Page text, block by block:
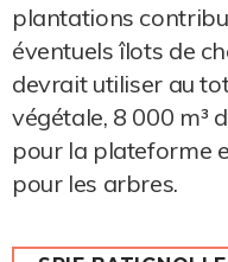
plantations
éventuels îlots de
devrait utiliser au
végétale, 8 000 m³
pour la plateforme
pour les arbres.